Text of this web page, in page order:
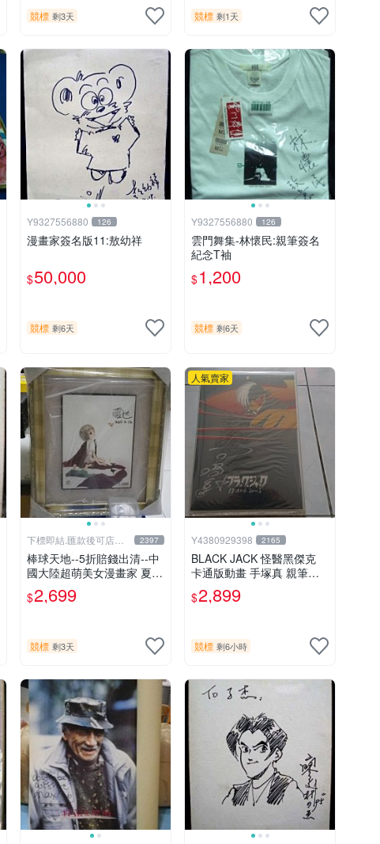
競標 剩3天 競標 剩1天
Y9327556880 126
漫畫家簽名版11:敖幼祥
$50,000
競標 剩6天
Y9327556880 126
雲門舞集-林懷民:親筆簽名
紀念T袖
$1,200
競標 剩6天
下標即結.匯款後可店到
店關於我
2397
棒球天地--5折賠錢出清--中
國大陸超萌美女漫畫家 夏達
限量簽名立體框.字跡漂亮..
不含球
$2,699
競標 剩3天
人氣賣家
Y4380929398 2165
BLACK JACK 怪醫黑傑克
卡通版動畫 手塚真 親筆簽
名板
$2,899
競標 剩6小時